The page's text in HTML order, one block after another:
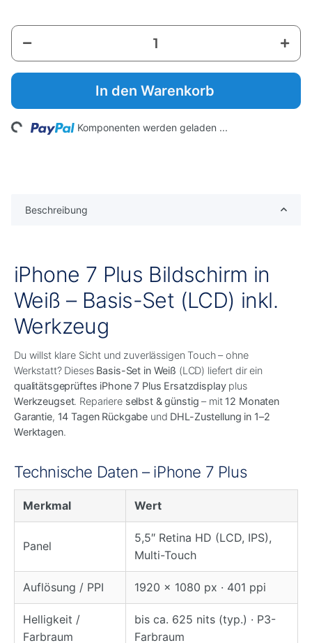
In den Warenkorb
Loading... Komponenten werden geladen ...
Beschreibung
iPhone 7 Plus Bildschirm in
Weiß – Basis-Set (LCD) inkl.
Werkzeug
Du willst klare Sicht und zuverlässigen Touch – ohne
Werkstatt? Dieses Basis-Set in Weiß (LCD) liefert dir ein
qualitätsgeprüftes iPhone 7 Plus Ersatzdisplayplus
Werkzeugset. Repariere selbst & günstig – mit 12 Monaten
Garantie, 14 Tagen Rückgabe und DHL-Zustellung in 1–2
Werktagen.
Technische Daten – iPhone 7 Plus
Merkmal Wert
Panel
5,5″ Retina HD (LCD, IPS),
Multi-Touch
Auflösung / PPI 1920 × 1080 px · 401 ppi
Helligkeit /
Farbraum
bis ca. 625 nits (typ.) · P3-
Farbraum